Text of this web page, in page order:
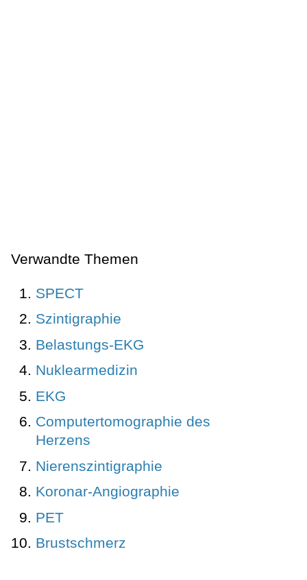
Verwandte Themen
SPECT
Szintigraphie
Belastungs-EKG
Nuklearmedizin
EKG
Computertomographie des
Herzens
Nierenszintigraphie
Koronar-Angiographie
PET
Brustschmerz